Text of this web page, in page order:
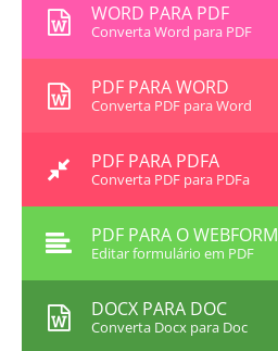
WORD PARA PDF
Converta Word para PDF
PDF PARA WORD
Converta PDF para Word
PDF PARA PDFA
Converta PDF para PDFa
PDF PARA O WEBFORM
Editar formulário em PDF
DOCX PARA DOC
Converta Docx para Doc